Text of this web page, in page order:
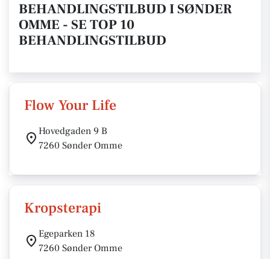
BEHANDLINGSTILBUD I SØNDER
OMME - SE TOP 10
BEHANDLINGSTILBUD
Flow Your Life
Hovedgaden 9 B
7260 Sønder Omme
Kropsterapi
Egeparken 18
7260 Sønder Omme